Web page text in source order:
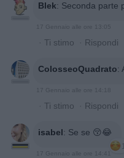
Blek: Seconda parte
17 Gennaio alle ore 13:05
· Ti stimo · Rispondi
ColosseoQuadrato:
17 Gennaio alle ore 14:18
· Ti stimo · Rispondi
isabel: Se se 😚😂
17 Gennaio alle ore 14:41